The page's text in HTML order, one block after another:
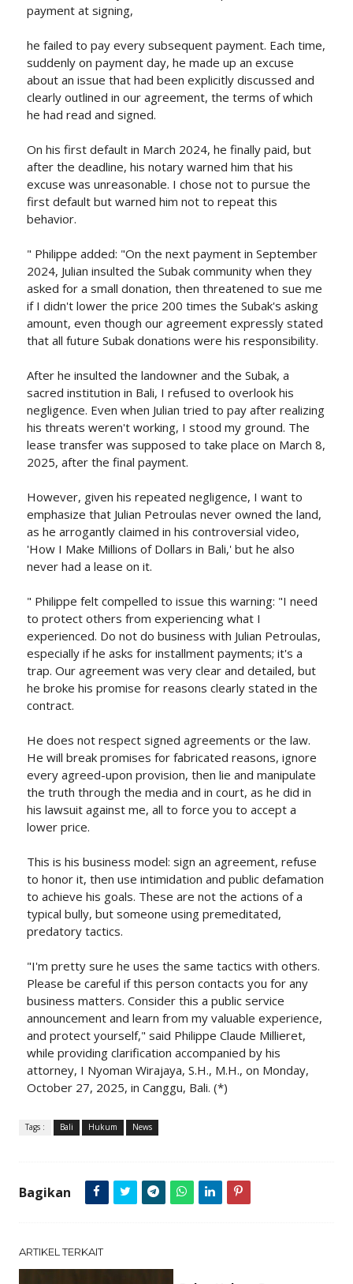
payment at signing,
he failed to pay every subsequent payment. Each time,
suddenly on payment day, he made up an excuse
about an issue that had been explicitly discussed and
clearly outlined in our agreement, the terms of which
he had read and signed.
On his first default in March 2024, he finally paid, but
after the deadline, his notary warned him that his
excuse was unreasonable. I chose not to pursue the
first default but warned him not to repeat this
behavior.
" Philippe added: "On the next payment in September
2024, Julian insulted the Subak community when they
asked for a small donation, then threatened to sue me
if I didn't lower the price 200 times the Subak's asking
amount, even though our agreement expressly stated
that all future Subak donations were his responsibility.
After he insulted the landowner and the Subak, a
sacred institution in Bali, I refused to overlook his
negligence. Even when Julian tried to pay after realizing
his threats weren't working, I stood my ground. The
lease transfer was supposed to take place on March 8,
2025, after the final payment.
However, given his repeated negligence, I want to
emphasize that Julian Petroulas never owned the land,
as he arrogantly claimed in his controversial video,
'How I Make Millions of Dollars in Bali,' but he also
never had a lease on it.
" Philippe felt compelled to issue this warning: "I need
to protect others from experiencing what I
experienced. Do not do business with Julian Petroulas,
especially if he asks for installment payments; it's a
trap. Our agreement was very clear and detailed, but
he broke his promise for reasons clearly stated in the
contract.
He does not respect signed agreements or the law.
He will break promises for fabricated reasons, ignore
every agreed-upon provision, then lie and manipulate
the truth through the media and in court, as he did in
his lawsuit against me, all to force you to accept a
lower price.
This is his business model: sign an agreement, refuse
to honor it, then use intimidation and public defamation
to achieve his goals. These are not the actions of a
typical bully, but someone using premeditated,
predatory tactics.
"I'm pretty sure he uses the same tactics with others.
Please be careful if this person contacts you for any
business matters. Consider this a public service
announcement and learn from my valuable experience,
and protect yourself," said Philippe Claude Millieret,
while providing clarification accompanied by his
attorney, I Nyoman Wirajaya, S.H., M.H., on Monday,
October 27, 2025, in Canggu, Bali. (*)
Tags : Bali Hukum News
Bagikan
ARTIKEL TERKAIT